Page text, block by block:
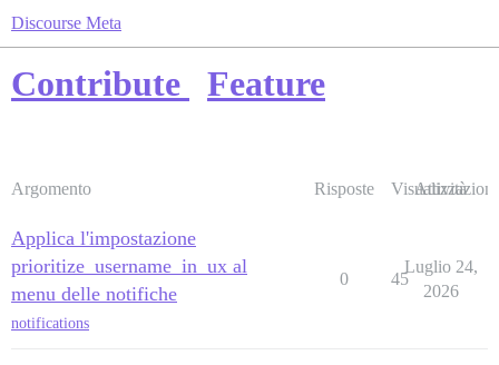
Discourse Meta
Contribute Feature
Argomento Risposte Visualizzazioni
Attività
Applica l'impostazione
prioritize_username_in_ux al
menu delle notifiche
notifications
0 45
Luglio 24,
2026